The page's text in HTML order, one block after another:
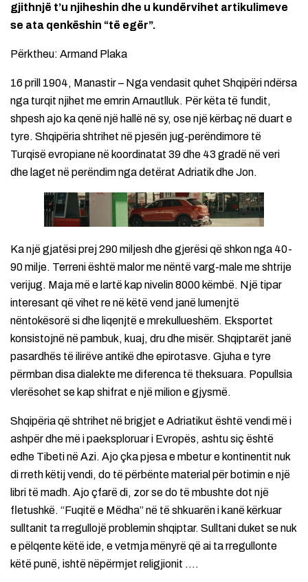
gjithnjë t’u njiheshin dhe u kundërvihet artikulimeve
se ata qenkëshin “të egër”.
Përktheu: Armand Plaka
16 prill 1904, Manastir – Nga vendasit quhet Shqipëri ndërsa
nga turqit njihet me emrin Arnautlluk. Për këta të fundit,
shpesh ajo ka qenë një hallë në sy, ose një kërbaç në duart e
tyre. Shqipëria shtrihet në pjesën jug-perëndimore të
Turqisë evropiane në koordinatat 39 dhe 43 gradë në veri
dhe laget në perëndim nga detërat Adriatik dhe Jon.
Ka një gjatësi prej 290 miljesh dhe gjerësi që shkon nga 40-
90 milje. Terreni është malor me nëntë varg-male me shtrije
verijug. Maja më e lartë kap nivelin 8000 këmbë. Një tipar
interesant që vihet re në këtë vend janë lumenjtë
nëntokësorë si dhe liqenjtë e mrekullueshëm. Eksportet
konsistojnë në pambuk, kuaj, dru dhe misër. Shqiptarët janë
pasardhës të ilirëve antikë dhe epirotasve. Gjuha e tyre
përmban disa dialekte me diferenca të theksuara. Popullsia
vlerësohet se kap shifrat e një milion e gjysmë.
Shqipëria që shtrihet në brigjet e Adriatikut është vendi më i
ashpër dhe më i paeksploruar i Evropës, ashtu siç është
edhe Tibeti në Azi. Ajo çka pjesa e mbetur e kontinentit nuk
di rreth këtij vendi, do të përbënte material për botimin e një
libri të madh. Ajo çfarë di, zor se do të mbushte dot një
fletushkë. “Fuqitë e Mëdha” në të shkuarën i kanë kërkuar
sulltanit ta rregullojë problemin shqiptar. Sulltani duket se nuk
e pëlqente këtë ide, e vetmja mënyrë që ai ta rregullonte
këtë punë, ishtë nëpërmjet religjionit ….